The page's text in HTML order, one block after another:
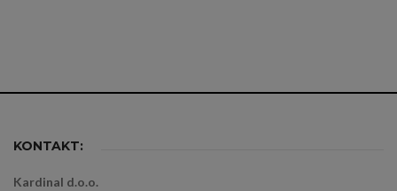
KONTAKT:
Kardinal d.o.o.